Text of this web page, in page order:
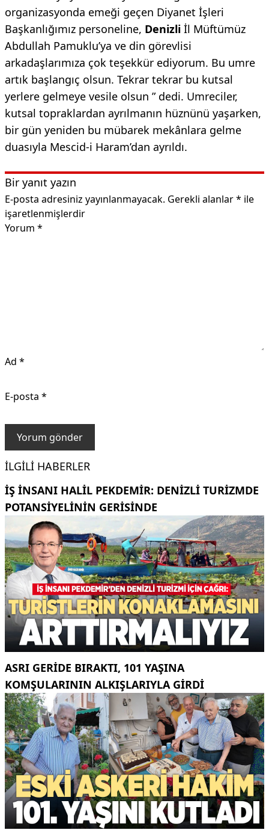
organizasyonda emeği geçen Diyanet İşleri
Başkanlığımız personeline, Denizli İl Müftümüz
Abdullah Pamuklu’ya ve din görevlisi
arkadaşlarımıza çok teşekkür ediyorum. Bu umre
artık başlangıç olsun. Tekrar tekrar bu kutsal
yerlere gelmeye vesile olsun ” dedi. Umreciler,
kutsal topraklardan ayrılmanın hüznünü yaşarken,
bir gün yeniden bu mübarek mekânlara gelme
duasıyla Mescid-i Haram’dan ayrıldı.
Bir yanıt yazın
E-posta adresiniz yayınlanmayacak. Gerekli alanlar* ile
işaretlenmişlerdir
Yorum *
Ad *
E-posta *
İLGILI HABERLER
İŞ INSANI HALIL PEKDEMIR: DENIZLI TURIZMDE
POTANSIYELININ GERISINDE
ASRI GERIDE BIRAKTI, 101 YAŞINA
KOMŞULARININ ALKIŞLARIYLA GIRDI